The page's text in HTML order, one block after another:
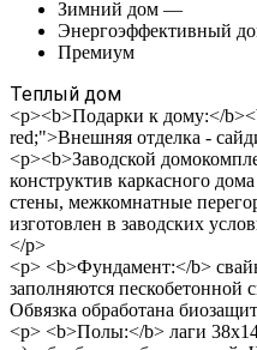
Зимний дом —
Энергоэффективный
Премиум
Теплый дом
<p><b>Подарки к дому:</
red;">Внешняя отделка -
<p><b>Заводской
конструктив каркасного
стены, межкомнатные
изготовлен в заводских
</p>
<p> <b>Фундамент:</b>
заполняются пескобетонной
Обвязка обработана
<p> <b>Полы:</b> лаги